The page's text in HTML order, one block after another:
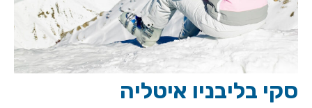
סקי בליבניו איטליה